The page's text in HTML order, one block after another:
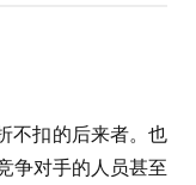
不扣的后来者。也
争对手的人员甚至